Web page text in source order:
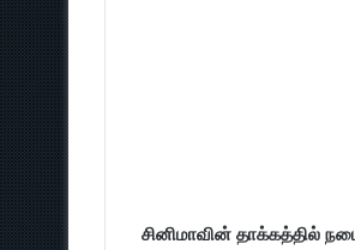
சினிமாவின் தாக்கத்தில்